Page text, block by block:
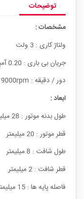
توضیحات
مشخصات :
ولتاژ کاری : 3 ولت
جریان بی باری : 0.20 آمپر
دور / دقیقه : 9000rpm (در 3 ولت)
ابعاد :
طول بدنه موتور : 28 میلیمتر
قطر موتور : 20 میلیمتر
طول شافت : 8 میلیمتر
قطر شافت : 2 میلیمتر
فاصله پایه ها : 15 میلیمتر